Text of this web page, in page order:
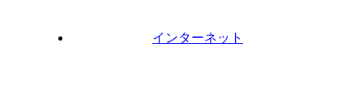
インターネット